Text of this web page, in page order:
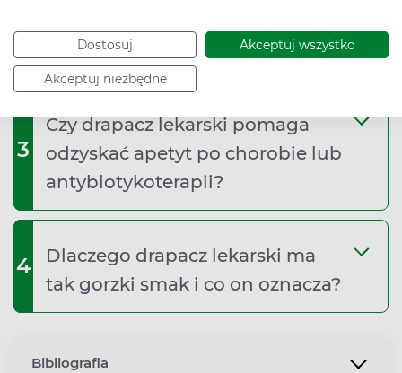
Dostosuj Akceptuj wszystko
Akceptuj niezbędne
dolegliwości trawiennych?
3
Czy drapacz lekarski pomaga
odzyskać apetyt po chorobie lub
antybiotykoterapii?
4
Dlaczego drapacz lekarski ma
tak gorzki smak i co on oznacza?
Bibliografia